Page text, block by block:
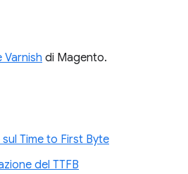
di Magento.
Time to First Byte
del TTFB